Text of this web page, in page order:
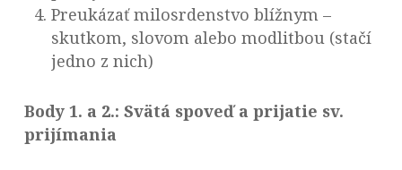
Preukázať milosrdenstvo blížnym –
skutkom, slovom alebo modlitbou (stačí
jedno z nich)
Body 1. a 2.: Svätá spoveď a prijatie sv.
prijímania